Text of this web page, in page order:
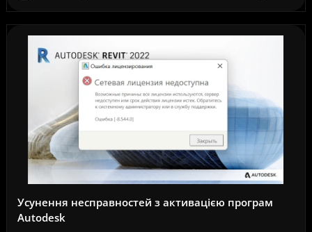
Усунення несправностей з активацією програм
Autodesk